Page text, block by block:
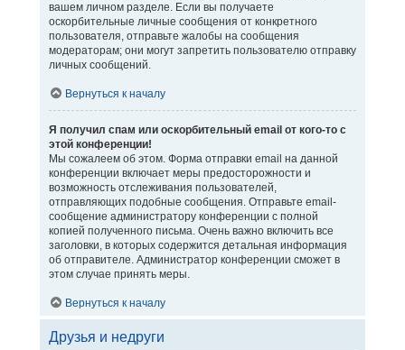
вашем личном разделе. Если вы получаете
оскорбительные личные сообщения от конкретного
пользователя, отправьте жалобы на сообщения
модераторам; они могут запретить пользователю отправку
личных сообщений.
Вернуться к началу
Я получил спам или оскорбительный email от кого-то с
этой конференции!
Мы сожалеем об этом. Форма отправки email на данной
конференции включает меры предосторожности и
возможность отслеживания пользователей,
отправляющих подобные сообщения. Отправьте email-
сообщение администратору конференции с полной
копией полученного письма. Очень важно включить все
заголовки, в которых содержится детальная информация
об отправителе. Администратор конференции сможет в
этом случае принять меры.
Вернуться к началу
Друзья и недруги